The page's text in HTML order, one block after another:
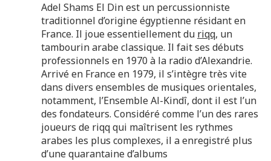
Adel Shams El Din est un percussionniste
traditionnel d’origine égyptienne résidant en
France. Il joue essentiellement du riqq, un
tambourin arabe classique. Il fait ses débuts
professionnels en 1970 à la radio d’Alexandrie.
Arrivé en France en 1979, il s’intègre très vite
dans divers ensembles de musiques orientales,
notamment, l’Ensemble Al-Kindî, dont il est l’un
des fondateurs. Considéré comme l’un des rares
joueurs de riqq qui maîtrisent les rythmes
arabes les plus complexes, il a enregistré plus
d’une quarantaine d’albums